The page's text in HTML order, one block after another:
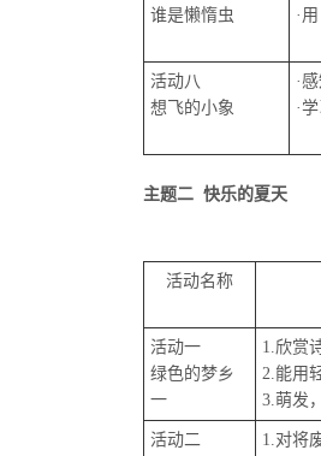
谁是懒惰虫
·
活动八
想飞的小象
·
·
主题二 快乐的夏天
活动名称
活动一
绿色的梦乡
一
1.欣赏
2.能用
3.萌发
活动二
1.对将